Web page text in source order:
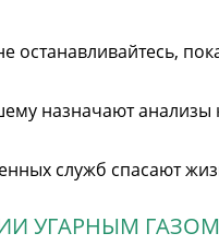
останавливайтесь,
назначают анализы
служб спасают
УГАРНЫМ ГАЗОМ